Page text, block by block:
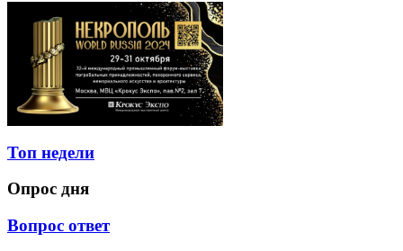
Топ недели
Опрос дня
Вопрос ответ